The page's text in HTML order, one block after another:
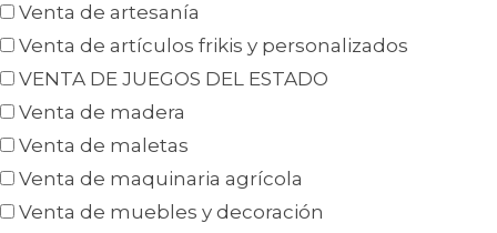
Venta de artesanía
Venta de artículos frikis y personalizados
VENTA DE JUEGOS DEL ESTADO
Venta de madera
Venta de maletas
Venta de maquinaria agrícola
Venta de muebles y decoración